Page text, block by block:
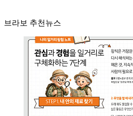
브라보 추천뉴스